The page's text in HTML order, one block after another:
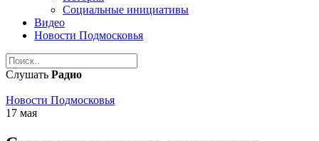
Социальные инициативы
Видео
Новости Подмосковья
Слушать Радио
Новости Подмосковья
17 мая